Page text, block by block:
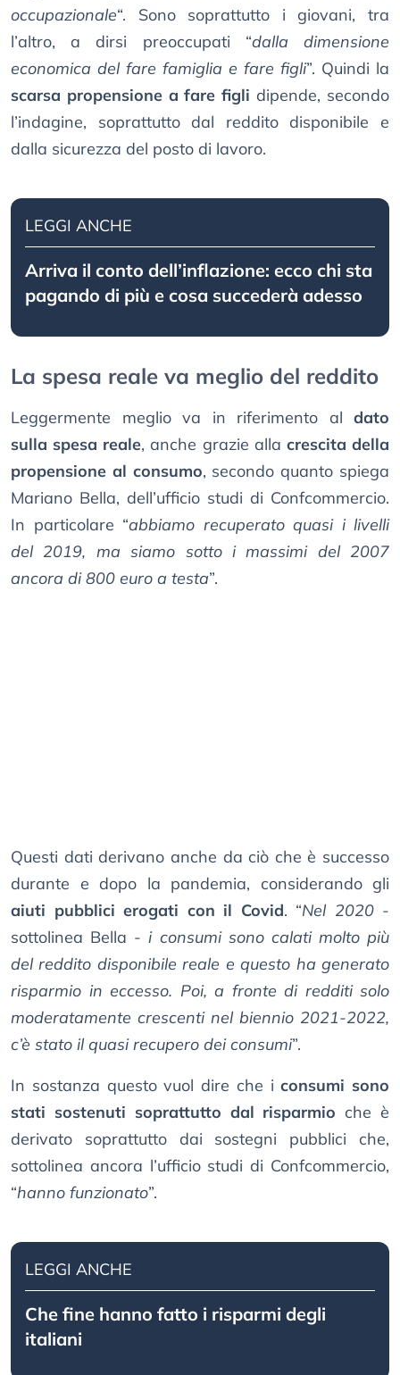
occupazionale“. Sono soprattutto i giovani, tra
l’altro, a dirsi preoccupati “dalla dimensione
economica del fare famiglia e fare figli”. Quindi la
scarsa propensione a fare figli dipende, secondo
l’indagine, soprattutto dal reddito disponibile e
dalla sicurezza del posto di lavoro.
LEGGI ANCHE
Arriva il conto dell’inflazione: ecco chi sta
pagando di più e cosa succederà adesso
La spesa reale va meglio del reddito
Leggermente meglio va in riferimento al dato
sulla spesa reale, anche grazie alla crescita della
propensione al consumo, secondo quanto spiega
Mariano Bella, dell’ufficio studi di Confcommercio.
In particolare “abbiamo recuperato quasi i livelli
del 2019, ma siamo sotto i massimi del 2007
ancora di 800 euro a testa”.
Questi dati derivano anche da ciò che è successo
durante e dopo la pandemia, considerando gli
aiuti pubblici erogati con il Covid. “Nel 2020-
sottolinea Bella -i consumi sono calati molto più
del reddito disponibile reale e questo ha generato
risparmio in eccesso. Poi, a fronte di redditi solo
moderatamente crescenti nel biennio 2021-2022,
c’è stato il quasi recupero dei consumi”.
In sostanza questo vuol dire che iconsumi sono
stati sostenuti soprattutto dal risparmio che è
derivato soprattutto dai sostegni pubblici che,
sottolinea ancora l’ufficio studi di Confcommercio,
“hanno funzionato”.
LEGGI ANCHE
Che fine hanno fatto i risparmi degli
italiani